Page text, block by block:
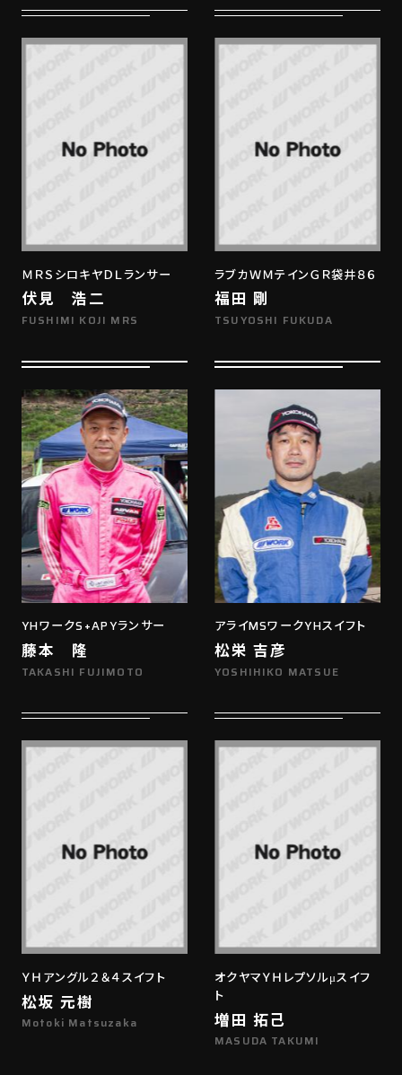
ＭＲＳシロキヤＤＬランサー
伏見 浩二
FUSHIMI KOJI MRS
ラブカＷＭテインＧＲ袋井８６
福田 剛
TSUYOSHI FUKUDA
YHワークS+APYランサー
藤本 隆
TAKASHI FUJIMOTO
アライMSワークYHスイフト
松栄 吉彦
YOSHIHIKO MATSUE
ＹＨアングル２＆４スイフト
松坂 元樹
Motoki Matsuzaka
オクヤマＹＨレプソルμスイフ
ト
増田 拓己
MASUDA TAKUMI